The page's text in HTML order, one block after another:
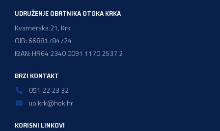
UDRUŽENJE OBRTNIKA OTOKA KRKA
Kvarnerska 21, Krk
OIB: 66881784724
IBAN: HR64 2340 0091 1170 2537 2
BRZI KONTAKT
051 22 23 32
uo.krk@hok.hr
KORISNI LINKOVI